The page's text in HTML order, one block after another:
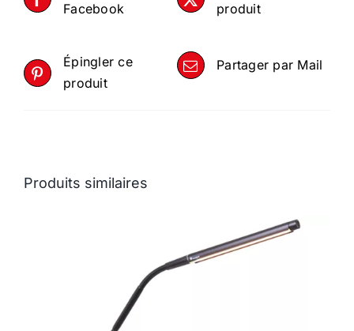
Facebook
produit
Épingler ce
produit
Partager par Mail
Produits similaires